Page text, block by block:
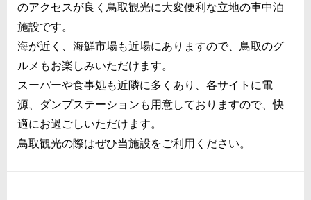
のアクセスが良く鳥取観光に大変便利な立地の車中泊
施設です。
海が近く、海鮮市場も近場にありますので、鳥取のグ
ルメもお楽しみいただけます。
スーパーや食事処も近隣に多くあり、各サイトに電
源、ダンプステーションも用意しておりますので、快
適にお過ごしいただけます。
鳥取観光の際はぜひ当施設をご利用ください。